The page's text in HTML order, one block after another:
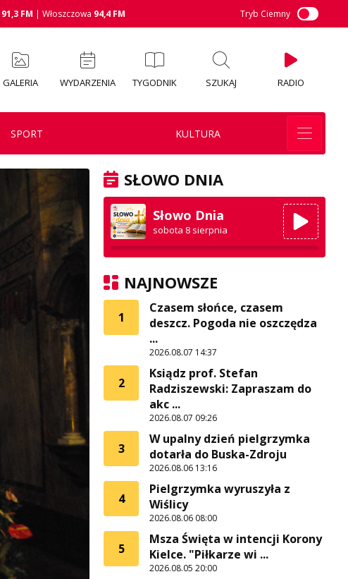
91,3 FM | Włoszczowa 94,4 FM Tryb Ciemny
GALERIA WYDARZENIA TYGODNIK SZUKAJ RADIO
SPORT KULTURA
SŁOWO DNIA
Słowo Dnia
sobota 8 sierpnia
NAJNOWSZE
1
Czasem słońce, czasem
deszcz. Pogoda nie oszczędza
...
2026.08.07 14:37
2
Ksiądz prof. Stefan
Radziszewski: Zapraszam do
akc ...
2026.08.07 09:26
3
W upalny dzień pielgrzymka
dotarła do Buska-Zdroju
2026.08.06 13:16
4
Pielgrzymka wyruszyła z
Wiślicy
2026.08.06 08:00
5
Msza Święta w intencji Korony
Kielce. "Piłkarze wi ...
2026.08.05 20:00